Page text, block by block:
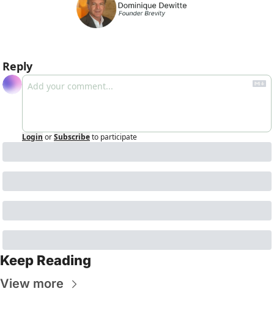
Reply
Login orSubscribeto participate
Keep Reading
View more